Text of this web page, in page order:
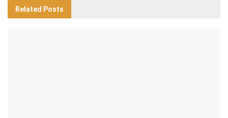
Related Posts